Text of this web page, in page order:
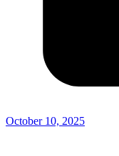
October 10, 2025